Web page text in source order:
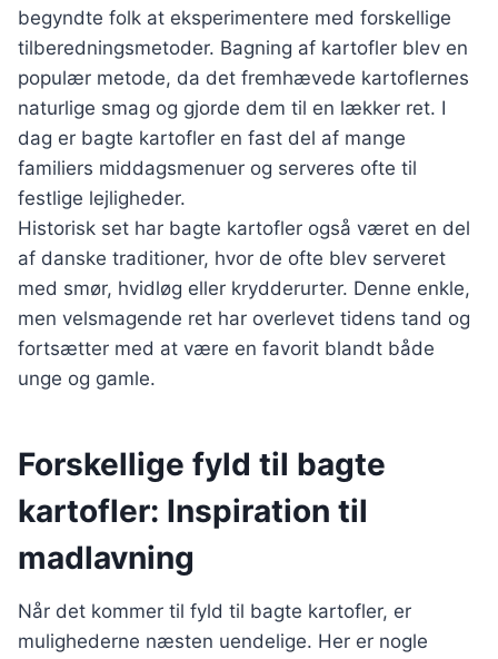
begyndte folk at eksperimentere med forskellige
tilberedningsmetoder. Bagning af kartofler blev en
populær metode, da det fremhævede kartoflernes
naturlige smag og gjorde dem til en lækker ret. I
dag er bagte kartofler en fast del af mange
familiers middagsmenuer og serveres ofte til
festlige lejligheder.
Historisk set har bagte kartofler også været en del
af danske traditioner, hvor de ofte blev serveret
med smør, hvidløg eller krydderurter. Denne enkle,
men velsmagende ret har overlevet tidens tand og
fortsætter med at være en favorit blandt både
unge og gamle.
Forskellige fyld til bagte
kartofler: Inspiration til
madlavning
Når det kommer til fyld til bagte kartofler, er
mulighederne næsten uendelige. Her er nogle